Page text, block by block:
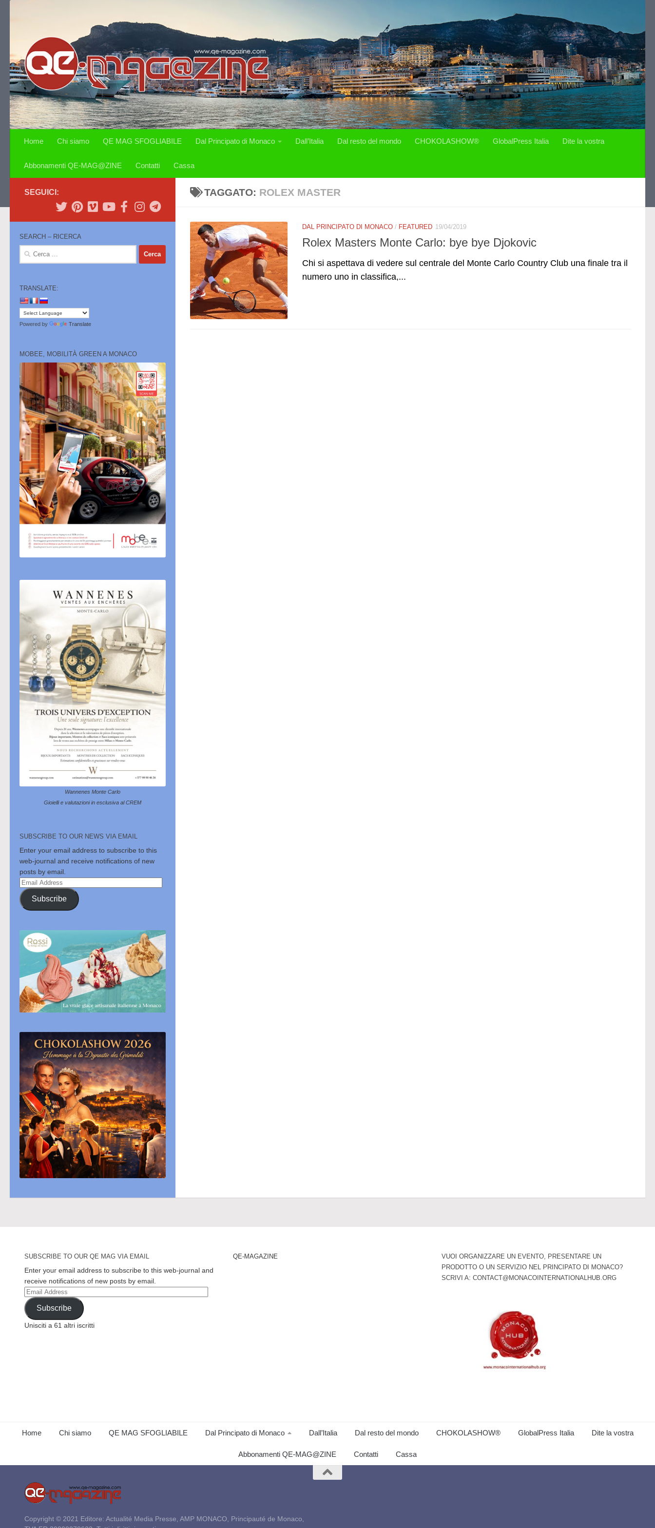
Home Chi siamo QE MAG SFOGLIABILE Dal Principato di Monaco Dall’Italia Dal resto del mondo CHOKOLASHOW® GlobalPress Italia Dite la vostra
Abbonamenti QE-MAG@ZINE Contatti Cassa
TAGGATO: ROLEX MASTER
DAL PRINCIPATO DI MONACO / FEATURED 19/04/2019
Rolex Masters Monte Carlo: bye bye Djokovic
Chi si aspettava di vedere sul centrale del Monte Carlo Country Club una finale tra il
numero uno in classifica,...
SEGUICI:
SEARCH – RICERCA
Ricerca
TRANSLATE:
Powered by Translate
MOBEE, MOBILITÀ GREEN A MONACO
Wannenes Monte Carlo
Gioielli e valutazioni in esclusiva al CREM
SUBSCRIBE TO OUR NEWS VIA EMAIL
Enter your email address to subscribe to this
web-journal and receive notifications of new
posts by email.
Email
Address
Subscribe
SUBSCRIBE TO OUR QE MAG VIA EMAIL
Enter your email address to subscribe to this web-journal and
receive notifications of new posts by email.
Email
Address
Subscribe
Unisciti a 61 altri iscritti
QE-MAGAZINE
VUOI ORGANIZZARE UN EVENTO, PRESENTARE UN
PRODOTTO O UN SERVIZIO NEL PRINCIPATO DI MONACO?
SCRIVI A: CONTACT@MONACOINTERNATIONALHUB.ORG
Home Chi siamo QE MAG SFOGLIABILE Dal Principato di Monaco Dall’Italia Dal resto del mondo CHOKOLASHOW® GlobalPress Italia Dite la vostra
Abbonamenti QE-MAG@ZINE Contatti Cassa
Copyright © 2021 Editore: Actualité Media Presse, AMP MONACO, Principauté de Monaco,